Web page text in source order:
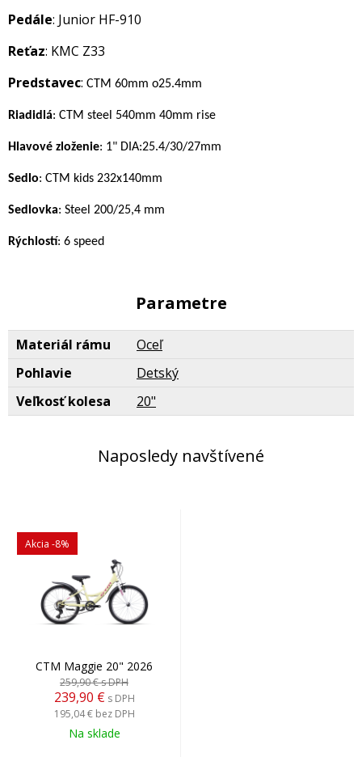
Pedále: Junior HF-910
Reťaz: KMC Z33
Predstavec: CTM 60mm o25.4mm
Riadidlá: CTM steel 540mm 40mm rise
Hlavové zloženie: 1" DIA:25.4/30/27mm
Sedlo: CTM kids 232x140mm
Sedlovka: Steel 200/25,4 mm
Rýchlostí: 6 speed
Parametre
Materiál rámu
Oceľ
Pohlavie
Detský
Veľkosť kolesa
20"
Naposledy navštívené
Akcia -8%
CTM Maggie 20" 2026
259,90 €s DPH
239,90 € s DPH
195,04 € bez DPH
Na sklade